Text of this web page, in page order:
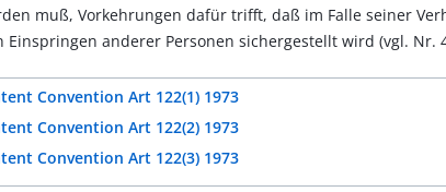
muß, Vorkehrungen dafür trifft, daß im Falle seiner
Einspringen anderer Personen sichergestellt wird (vgl. Nr.
Convention Art 122(1) 1973
Convention Art 122(2) 1973
Convention Art 122(3) 1973